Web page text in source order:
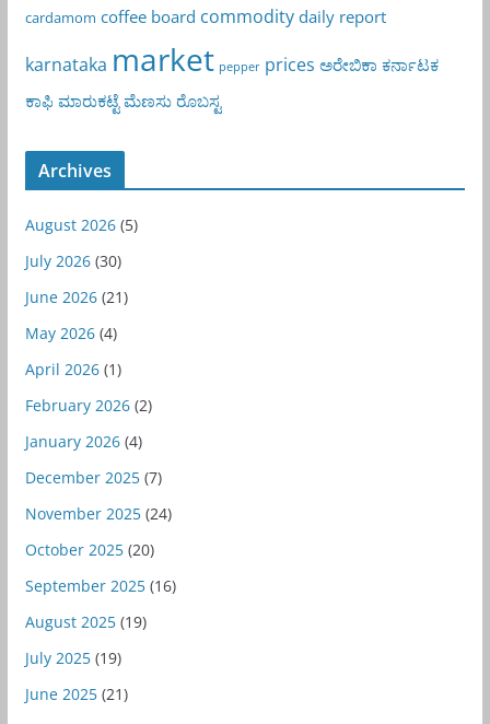
cardamom coffee board commodity daily report
karnataka market pepper prices ಅರೇಬಿಕಾ ಕರ್ನಾಟಕ
ಕಾಫಿ ಮಾರುಕಟ್ಟೆ ಮೆಣಸು ರೊಬಸ್ಟ
Archives
August 2026(5)
July 2026(30)
June 2026(21)
May 2026(4)
April 2026(1)
February 2026(2)
January 2026(4)
December 2025(7)
November 2025(24)
October 2025(20)
September 2025(16)
August 2025(19)
July 2025(19)
June 2025(21)